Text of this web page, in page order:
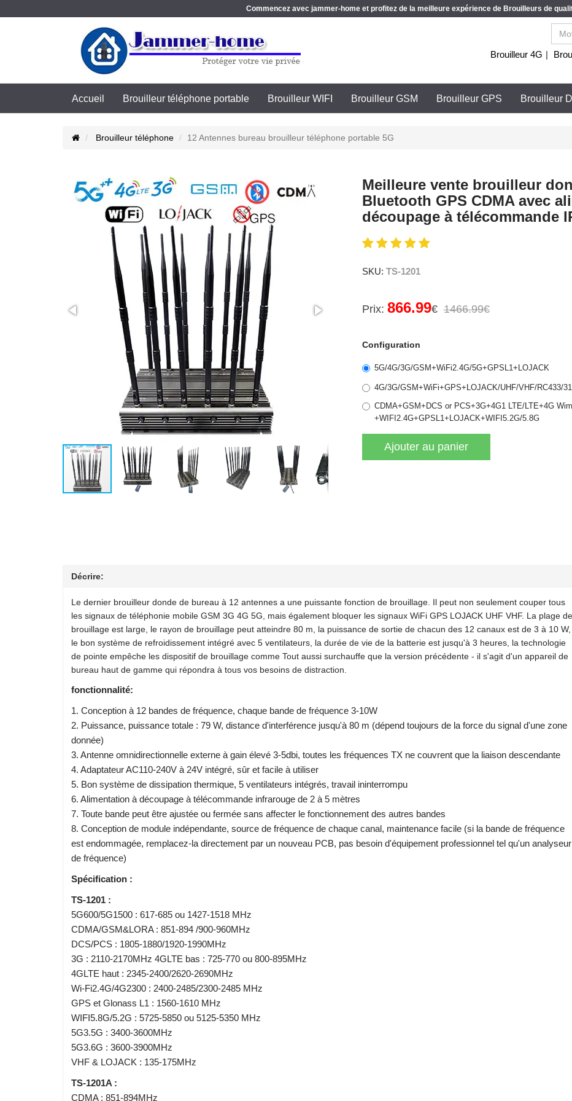
Commencez avec jammer-home et profitez de la meilleure expérience de Brouilleurs de
Brouilleur 4G |
Accueil Brouilleur téléphone portable Brouilleur WIFI Brouilleur GSM Brouilleur GPS Brouilleur
Brouilleur téléphone 12 Antennes bureau brouilleur téléphone portable 5G
Meilleure vente brouilleur
Bluetooth GPS CDMA avec
découpage à télécommande
SKU: TS-1201
Prix: 866.99€ 1466.99€
Configuration
5G/4G/3G/GSM+WiFi2.4G/5G+GPSL1+LOJACK
4G/3G/GSM+WiFi+GPS+LOJACK/UHF/VHF/RC433/
CDMA+GSM+DCS or PCS+3G+4G1 LTE/LTE+4G
+WIFI2.4G+GPSL1+LOJACK+WIFI5.2G/5.8G
Décrire:
Le dernier brouilleur donde de bureau à 12 antennes a une puissante fonction de brouillage. Il peut non seulement couper tous
les signaux de téléphonie mobile GSM 3G 4G 5G, mais également bloquer les signaux WiFi GPS LOJACK UHF VHF. La plage de
brouillage est large, le rayon de brouillage peut atteindre 80 m, la puissance de sortie de chacun des 12 canaux est de 3 à 10 W,
le bon système de refroidissement intégré avec 5 ventilateurs, la durée de vie de la batterie est jusqu'à 3 heures, la technologie
de pointe empêche les dispositif de brouillage comme Tout aussi surchauffe que la version précédente - il s'agit d'un appareil de
bureau haut de gamme qui répondra à tous vos besoins de distraction.
fonctionnalité:
1. Conception à 12 bandes de fréquence, chaque bande de fréquence 3-10W
2. Puissance, puissance totale : 79 W, distance d'interférence jusqu'à 80 m (dépend toujours de la force du signal d'une zone
donnée)
3. Antenne omnidirectionnelle externe à gain élevé 3-5dbi, toutes les fréquences TX ne couvrent que la liaison descendante
4. Adaptateur AC110-240V à 24V intégré, sûr et facile à utiliser
5. Bon système de dissipation thermique, 5 ventilateurs intégrés, travail ininterrompu
6. Alimentation à découpage à télécommande infrarouge de 2 à 5 mètres
7. Toute bande peut être ajustée ou fermée sans affecter le fonctionnement des autres bandes
8. Conception de module indépendante, source de fréquence de chaque canal, maintenance facile (si la bande de fréquence
est endommagée, remplacez-la directement par un nouveau PCB, pas besoin d'équipement professionnel tel qu'un analyseur
de fréquence)
Spécification :
TS-1201 :
5G600/5G1500 : 617-685 ou 1427-1518 MHz
CDMA/GSM&LORA : 851-894 /900-960MHz
DCS/PCS : 1805-1880/1920-1990MHz
3G : 2110-2170MHz 4GLTE bas : 725-770 ou 800-895MHz
4GLTE haut : 2345-2400/2620-2690MHz
Wi-Fi2.4G/4G2300 : 2400-2485/2300-2485 MHz
GPS et Glonass L1 : 1560-1610 MHz
WIFI5.8G/5.2G : 5725-5850 ou 5125-5350 MHz
5G3.5G : 3400-3600MHz
5G3.6G : 3600-3900MHz
VHF & LOJACK : 135-175MHz
TS-1201A :
CDMA : 851-894MHz